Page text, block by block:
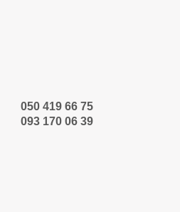
050 419 66 75
093 170 06 39